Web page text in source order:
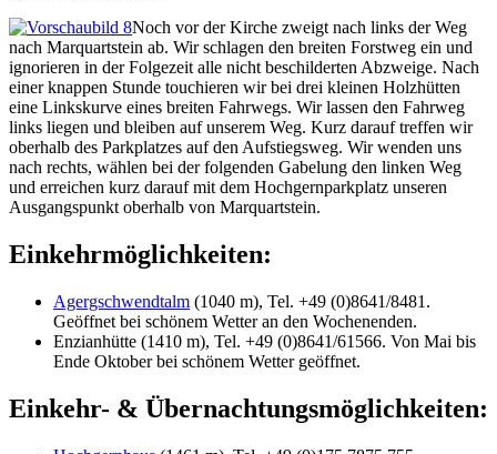
Noch vor der Kirche zweigt nach links der Weg
nach Marquartstein ab. Wir schlagen den breiten Forstweg ein und
ignorieren in der Folgezeit alle nicht beschilderten Abzweige. Nach
einer knappen Stunde touchieren wir bei drei kleinen Holzhütten
eine Linkskurve eines breiten Fahrwegs. Wir lassen den Fahrweg
links liegen und bleiben auf unserem Weg. Kurz darauf treffen wir
oberhalb des Parkplatzes auf den Aufstiegsweg. Wir wenden uns
nach rechts, wählen bei der folgenden Gabelung den linken Weg
und erreichen kurz darauf mit dem Hochgernparkplatz unseren
Ausgangspunkt oberhalb von Marquartstein.
Einkehrmöglichkeiten:
Agergschwendtalm (1040 m), Tel. +49 (0)8641/8481.
Geöffnet bei schönem Wetter an den Wochenenden.
Enzianhütte (1410 m), Tel. +49 (0)8641/61566. Von Mai bis
Ende Oktober bei schönem Wetter geöffnet.
Einkehr- & Übernachtungsmöglichkeiten: